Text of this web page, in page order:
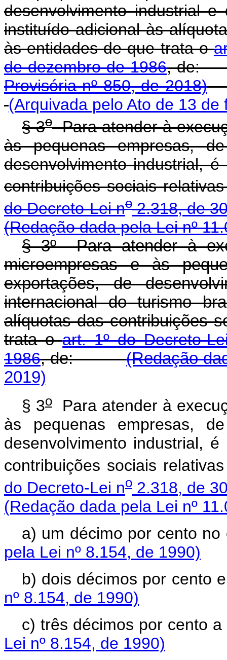
desenvolvimento industrial
instituído adicional às
às entidades de que trata o
de dezembro de 1986,
Provisória nº 850, de 2018)
(Arquivada pelo Ato de 13
§ 3oPara atender à
às pequenas empresas,
desenvolvimento industrial,
contribuições sociais
do Decreto-Lei no2.318, de
(Redação dada pela Lei nº
§ 3º Para atender à
microempresas e às
exportações, de
internacional do turismo
alíquotas das contribuições
trata oart. 1º do Decreto-
1986, de:(Redação
2019)
§ 3oPara atender à
às pequenas empresas,
desenvolvimento industrial,
contribuições sociais
do Decreto-Lei no 2.318, de
(Redação dada pela Lei nº
a) um décimo por
pela Lei nº 8.154, de 1990)
b) dois décimos por
nº 8.154, de 1990)
c) três décimos por cento
Lei nº 8.154, de 1990)